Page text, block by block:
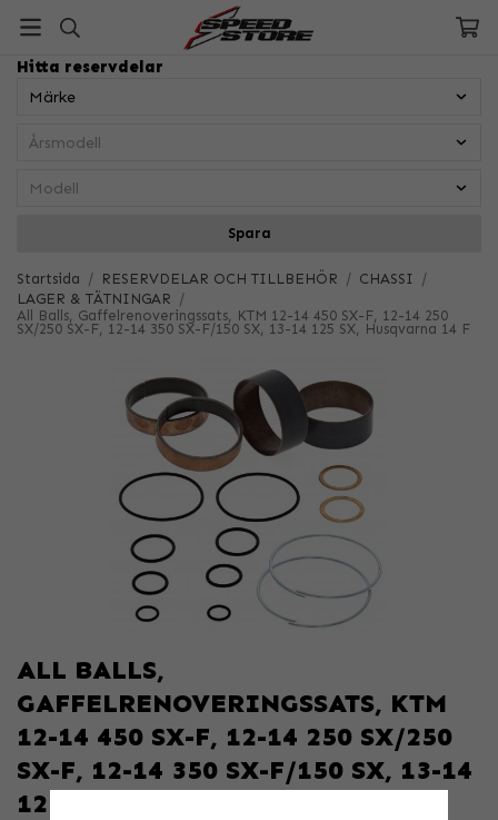
Hitta reservdelar
Spara
Startsida / RESERVDELAR OCH TILLBEHÖR / CHASSI /
LAGER & TÄTNINGAR /
All Balls, Gaffelrenoveringssats, KTM 12-14 450 SX-F, 12-14 250
SX/250 SX-F, 12-14 350 SX-F/150 SX, 13-14 125 SX, Husqvarna 14 F
ALL BALLS,
GAFFELRENOVERINGSSATS, KTM
12-14 450 SX-F, 12-14 250 SX/250
SX-F, 12-14 350 SX-F/150 SX, 13-14
125 SX, HUSQVARNA 14 F